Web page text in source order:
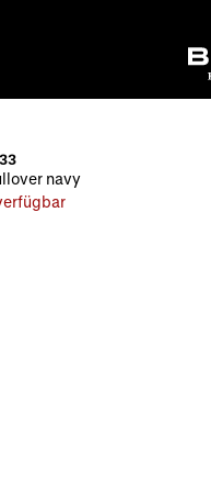
navy